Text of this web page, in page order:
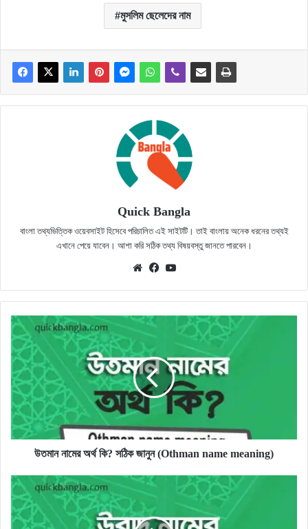
মুসলিম ছেলেদের নাম
Quick Bangla
বাংলা তথ্যভিত্তিক ওয়েবসাইট হিসেবে পরিচালিত এই সাইটটি। তাই বাংলায় অনেক ধরনের তথ্যই
এখানে পেয়ে যাবেন। আশা করি সঠিক তথ্য বিষয়বস্তু জানতে পারবেন।
WebsiteFacebook
উতমান
নামের
অর্থ
সঠিক
জানুন
(Othman
name
meaning)
উতমান নামের অর্থ কি? সঠিক জানুন (Othman name meaning)
উবাদ
নামের
অর্থ